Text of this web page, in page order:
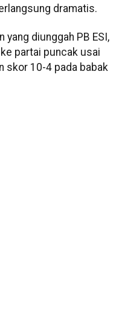
dramatis.
yang diunggah PB ESI,
partai puncak usai
skor 10-4 pada babak